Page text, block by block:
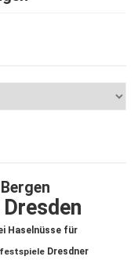
Bergen
Haselnüsse für
Dresdner